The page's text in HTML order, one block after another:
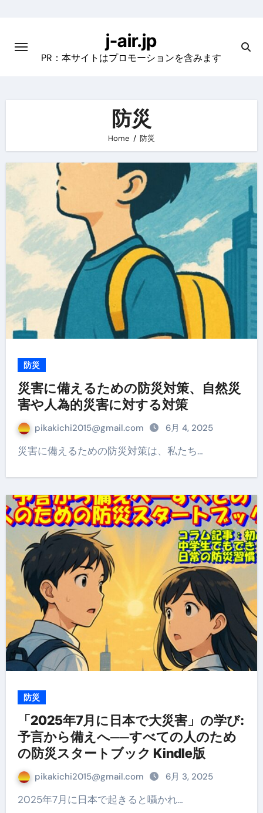
content
j-air.jp
PR：本サイトはプロモーションを含みます
防災
Home 防災
防災
災害に備えるための防災対策、自然災
害や人為的災害に対する対策
pikakichi2015@gmail.com 6月 4, 2025
災害に備えるための防災対策は、私たち…
防災
「2025年7月に日本で大災害」の学び:
予言から備えへ──すべての人のため
の防災スタートブック Kindle版
pikakichi2015@gmail.com 6月 3, 2025
2025年7月に日本で起きると囁かれ…